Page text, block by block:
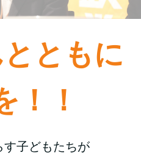
ともに
！！
す子どもたちが